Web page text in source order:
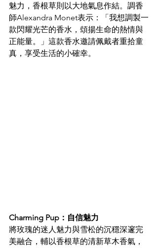
魅力，香根草則以大地氣息作結。調香
師Alexandra Monet表示：「我想調製一
款閃耀光芒的香水，頌揚生命的熱情與
正能量。」這款香水邀請佩戴者重拾童
真，享受生活的小確幸。
Charming Pup：自信魅力
將玫瑰的迷人魅力與雪松的沉穩深邃完
美融合，輔以香根草的清新草木香氣，